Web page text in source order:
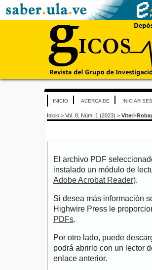
INICIO ACERCA DE INICIAR
Inicio > Vol. 8, Núm. 1 (2023) > Viteri-
El archivo PDF
instalado un módulo de
Adobe Acrobat Reader).
Si desea más información
Highwire Press le
PDFs.
Por otro lado, puede
podrá abrirlo con un lector
enlace anterior.